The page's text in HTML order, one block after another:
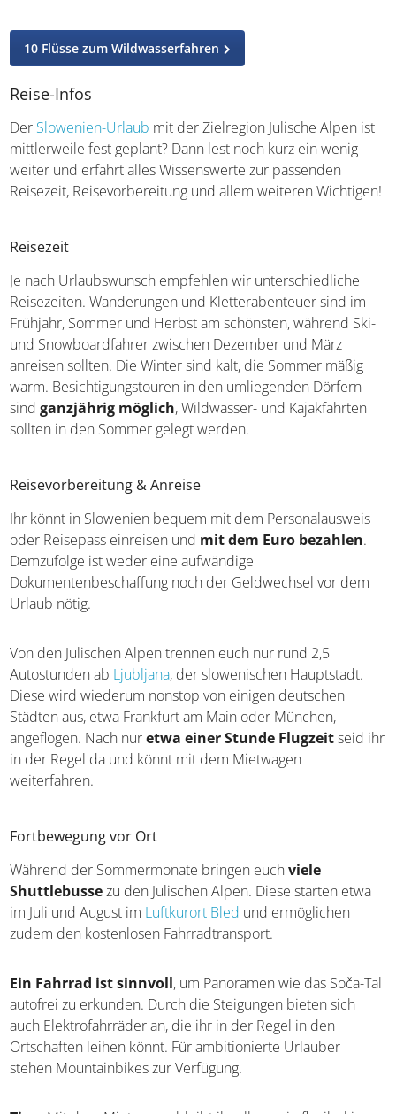
10 Flüsse zum Wildwasserfahren
Reise-Infos
Der Slowenien-Urlaub mit der Zielregion Julische Alpen ist
mittlerweile fest geplant? Dann lest noch kurz ein wenig
weiter und erfahrt alles Wissenswerte zur passenden
Reisezeit, Reisevorbereitung und allem weiteren Wichtigen!
Reisezeit
Je nach Urlaubswunsch empfehlen wir unterschiedliche
Reisezeiten. Wanderungen und Kletterabenteuer sind im
Frühjahr, Sommer und Herbst am schönsten, während Ski-
und Snowboardfahrer zwischen Dezember und März
anreisen sollten. Die Winter sind kalt, die Sommer mäßig
warm. Besichtigungstouren in den umliegenden Dörfern
sindganzjährig möglich, Wildwasser- und Kajakfahrten
sollten in den Sommer gelegt werden.
Reisevorbereitung & Anreise
Ihr könnt in Slowenien bequem mit dem Personalausweis
oder Reisepass einreisen und mit dem Euro bezahlen.
Demzufolge ist weder eine aufwändige
Dokumentenbeschaffung noch der Geldwechsel vor dem
Urlaub nötig.
Von den Julischen Alpen trennen euch nur rund 2,5
Autostunden ab Ljubljana, der slowenischen Hauptstadt.
Diese wird wiederum nonstop von einigen deutschen
Städten aus, etwa Frankfurt am Main oder München,
angeflogen. Nach nuretwa einer Stunde Flugzeitseid ihr
in der Regel da und könnt mit dem Mietwagen
weiterfahren.
Fortbewegung vor Ort
Während der Sommermonate bringen euchviele
Shuttlebussezu den Julischen Alpen. Diese starten etwa
im Juli und August im Luftkurort Bled und ermöglichen
zudem den kostenlosen Fahrradtransport.
Ein Fahrrad ist sinnvoll, um Panoramen wie das Soča-Tal
autofrei zu erkunden. Durch die Steigungen bieten sich
auch Elektrofahrräder an, die ihr in der Regel in den
Ortschaften leihen könnt. Für ambitionierte Urlauber
stehen Mountainbikes zur Verfügung.